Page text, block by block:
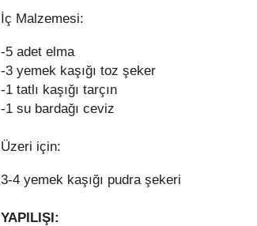
İç Malzemesi:
-5 adet elma
-3 yemek kaşığı toz şeker
-1 tatlı kaşığı tarçın
-1 su bardağı ceviz
Üzeri için:
3-4 yemek kaşığı pudra şekeri
YAPILIŞI: